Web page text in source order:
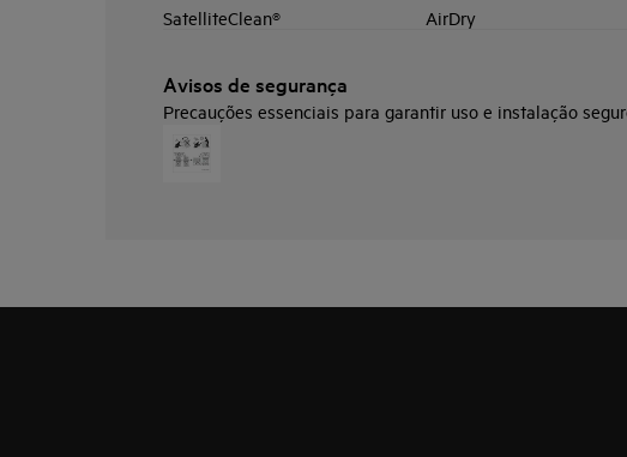
SatelliteClean® AirDry
Avisos de segurança
Precauções essenciais para garantir uso e instalação